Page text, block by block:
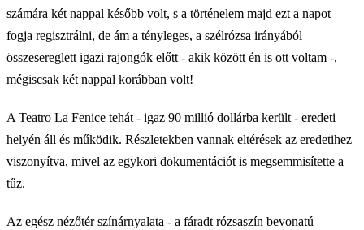
számára két nappal később volt, s a történelem majd ezt a napot
fogja regisztrálni, de ám a tényleges, a szélrózsa irányából
összesereglett igazi rajongók előtt - akik között én is ott voltam -,
mégiscsak két nappal korábban volt!
A Teatro La Fenice tehát - igaz 90 millió dollárba került - eredeti
helyén áll és működik. Részletekben vannak eltérések az eredetihez
viszonyítva, mivel az egykori dokumentációt is megsemmisítette a
tűz.
Az egész nézőtér színárnyalata - a fáradt rózsaszín bevonatú